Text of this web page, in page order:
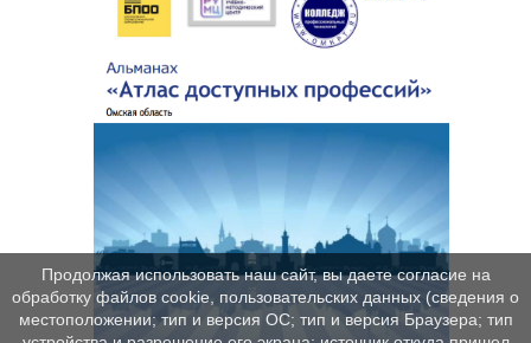
Продолжая использовать наш сайт, вы даете согласие на
обработку файлов cookie, пользовательских данных (сведения о
местоположении; тип и версия ОС; тип и версия Браузера; тип